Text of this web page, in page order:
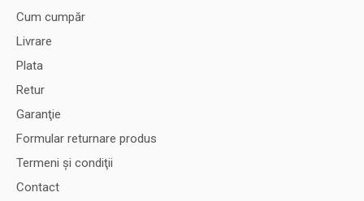
Cum cumpăr
Livrare
Plata
Retur
Garanţie
Formular returnare produs
Termeni şi condiţii
Contact